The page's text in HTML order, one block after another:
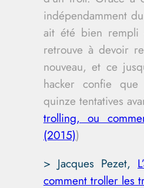
indépendamment
ait été bien
retrouve à devoir
nouveau, et ce
hacker confie
quinze tentatives
trolling, ou
(2015))
> Jacques Pezet,
comment troller les